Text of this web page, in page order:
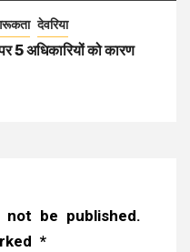
देवरिया
5 अधिकारियों को कारण
not be published.
*